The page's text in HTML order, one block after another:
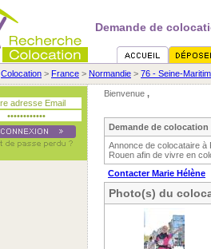
Demande de
Colocation > France > Normandie > 76 - Seine-
Bienvenue ,
Demande de colocation
Annonce de colocataire à
Rouen afin de vivre en
Contacter Marie Hélène
Photo(s) du